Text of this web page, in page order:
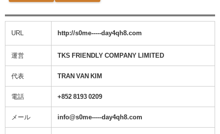
URL http://s0me-----day4qh8.com
運営 TKS FRIENDLY COMPANY LIMITED
代表 TRAN VAN KIM
電話 +852 8193 0209
メール info@s0me-----day4qh8.com